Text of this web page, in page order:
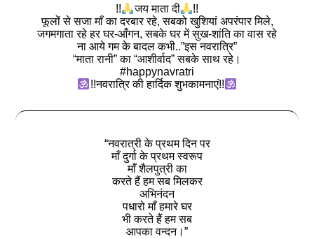
!! जय माता दी
!!
फूलों से सजा माँ का दरबार रहे, सबको खुशियां अपरंपार मिले,
जगमगाता रहे हर घर-आँगन, सबके घर में सुख-शांति का वास रहे
ना आये गम के बादल कभी..”इस नवरात्रि”
“माता रानी” का “आशीर्वाद” सबके साथ रहे।
#happynavratri
!!नवरात्रि की हार्दिक शुभकामनाएं!!
“नवरात्री के प्रथम दिन पर
माँ दुर्गा के प्रथम स्वरूप
माँ शैलपुत्री का
करते हैं हम सब मिलकर
अभिनंदन
पधारो माँ हमारे घर
भी करते हैं हम सब
आपका वन्दन।”